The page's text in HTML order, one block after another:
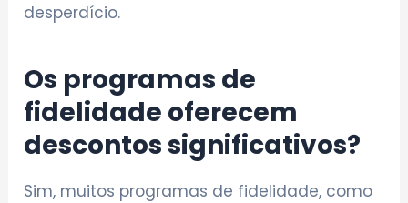
desperdício.
Os programas de
fidelidade oferecem
descontos significativos?
Sim, muitos programas de fidelidade, como